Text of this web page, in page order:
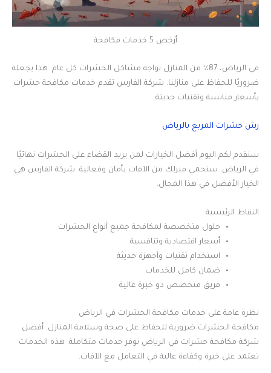
أرخص 5 خدمات مكافحة
في الرياض، 87٪ من المنازل تواجه مشاكل الحشرات كل عام. هذا يجعله
ضروريًا للحفاظ على منازلنا. شركة الفارس تقدم خدمات مكافحة حشرات
بأسعار مناسبة وتقنيات حديثة.
رش حشرات المربع بالرياض
سنقدم لكم اليوم أفضل الخيارات لمن يريد القضاء على الحشرات نهائيًا
في الرياض. سنحمي منزلك من الآفات بأمان وفعالية. شركة الفارس هي
الخيار الأفضل في هذا المجال.
النقاط الرئيسية
حلول متخصصة لمكافحة جميع أنواع الحشرات
أسعار اقتصادية وتنافسية
استخدام تقنيات وأجهزة حديثة
ضمان كامل للخدمات
فريق متخصص ذو خبرة عالية
نظرة عامة على خدمات مكافحة الحشرات في الرياض
مكافحة الحشرات ضرورية للحفاظ على صحة وسلامة المنازل. أفضل
شركة مكافحة حشرات في الرياض توفر خدمات متكاملة. هذه الخدمات
تعتمد على خبرة وكفاءة عالية في التعامل مع الآفات.